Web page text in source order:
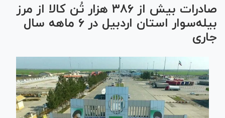
صادرات بیش از ۳۸۶ هزار تُن کالا از مرز
بیله‌سوار استان اردبیل در ۶ ماهه سال‌
جاری